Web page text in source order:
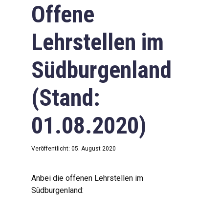
Offene
Lehrstellen im
Südburgenland
(Stand:
01.08.2020)
Veröffentlicht: 05. August 2020
Anbei die offenen Lehrstellen im
Südburgenland: